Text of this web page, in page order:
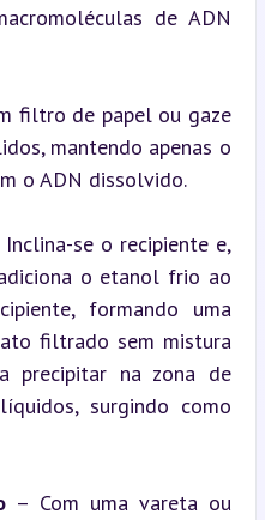
de ADN
filtro de papel ou gaze
mantendo apenas o
o ADN dissolvido.
Inclina-se o recipiente e,
o etanol frio ao
formando uma
filtrado sem mistura
precipitar na zona de
surgindo como
– Com uma vareta ou